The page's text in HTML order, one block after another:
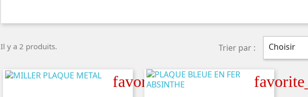
Il y a 2 produits. Trier par : Choisir
favorite_border